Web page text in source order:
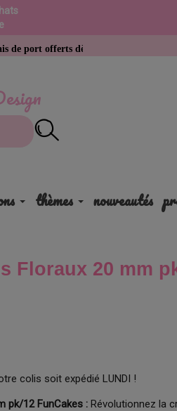
dès 49 € d’achat
thèmes nouveautés
Floraux 20 mm
colis soit expédié LUNDI !
pk/12 FunCakes : Révolutionnez la